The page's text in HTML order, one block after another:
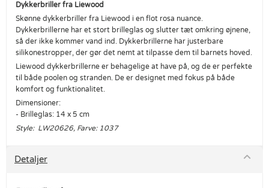
Dykkerbriller fra Liewood
Skønne dykkerbriller fra Liewood i en flot rosa nuance.
Dykkerbrillerne har et stort brilleglas og slutter tæt omkring øjnene,
så der ikke kommer vand ind. Dykkerbrillerne har justerbare
silikonestropper, der gør det nemt at tilpasse dem til barnets hoved.
Liewood dykkerbrillerne er behagelige at have på, og de er perfekte
til både poolen og stranden. De er designet med fokus på både
komfort og funktionalitet.
Dimensioner:
- Brilleglas: 14 x 5 cm
Style: LW20626, Farve: 1037
Detaljer